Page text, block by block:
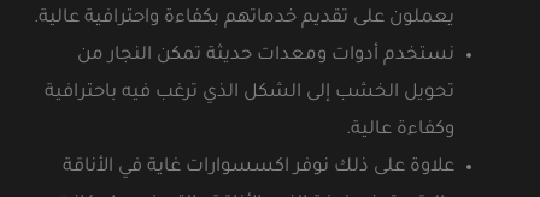
يعملون على تقديم خدماتهم بكفاءة واحترافية عالية.
نستخدم أدوات ومعدات حديثة تمكن النجار من
تحويل الخشب إلى الشكل الذي ترغب فيه باحترافية
وكفاءة عالية.
علاوة على ذلك نوفر اكسسوارات غاية في الأناقة